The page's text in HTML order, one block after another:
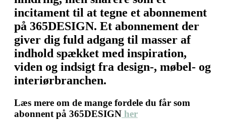
incitament til at tegne et abonnement
på 365DESIGN. Et abonnement der
giver dig fuld adgang til masser af
indhold spækket med inspiration,
viden og indsigt fra design-, møbel- og
interiørbranchen.
Læs mere om de mange fordele du får som
abonnent på 365DESIGN her